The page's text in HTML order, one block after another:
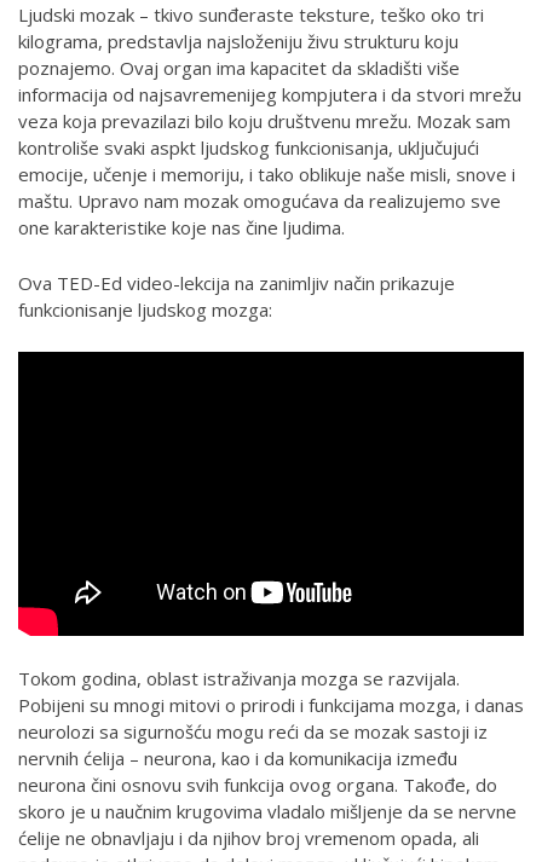
Ljudski mozak – tkivo sunđeraste teksture, teško oko tri
kilograma, predstavlja najsloženiju živu strukturu koju
poznajemo. Ovaj organ ima kapacitet da skladišti više
informacija od najsavremenijeg kompjutera i da stvori mrežu
veza koja prevazilazi bilo koju društvenu mrežu. Mozak sam
kontroliše svaki aspkt ljudskog funkcionisanja, uključujući
emocije, učenje i memoriju, i tako oblikuje naše misli, snove i
maštu. Upravo nam mozak omogućava da realizujemo sve
one karakteristike koje nas čine ljudima.
Ova TED-Ed video-lekcija na zanimljiv način prikazuje
funkcionisanje ljudskog mozga:
Tokom godina, oblast istraživanja mozga se razvijala.
Pobijeni su mnogi mitovi o prirodi i funkcijama mozga, i danas
neurolozi sa sigurnošću mogu reći da se mozak sastoji iz
nervnih ćelija – neurona, kao i da komunikacija između
neurona čini osnovu svih funkcija ovog organa. Takođe, do
skoro je u naučnim krugovima vladalo mišljenje da se nervne
ćelije ne obnavljaju i da njihov broj vremenom opada, ali